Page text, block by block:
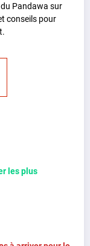
Pandawa sur
conseils pour
les plus